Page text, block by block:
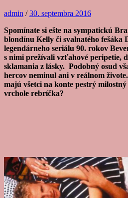
admin /30. septembra 2016
Spomínate si ešte na sympatickú
blondínu Kelly či svalnatého fešáka
legendárneho seriálu 90. rokov
s nimi prežívali vzťahové peripetie,
sklamania z lásky. Podobný osud
hercov neminul ani v reálnom
majú všetci na konte pestrý
vrchole rebríčka?